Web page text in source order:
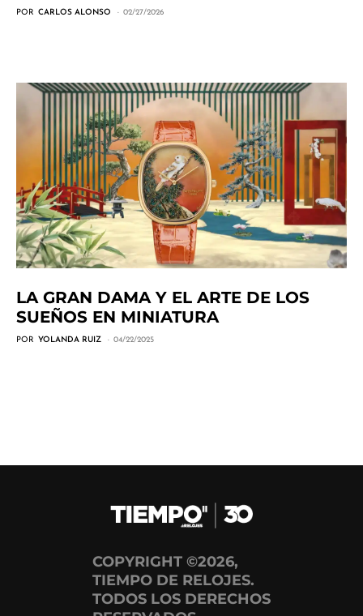
POR CARLOS ALONSO 02/27/2026
LA GRAN DAMA Y EL ARTE DE LOS
SUEÑOS EN MINIATURA
POR YOLANDA RUIZ 04/22/2025
COPYRIGHT ©2026,
TIEMPO DE RELOJES.
TODOS LOS DERECHOS